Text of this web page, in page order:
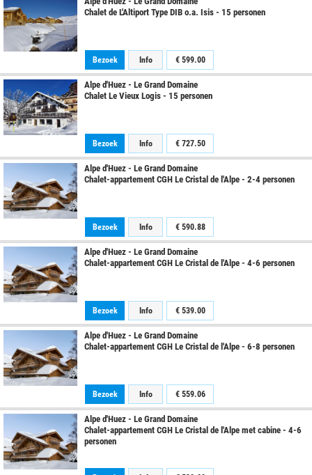
Chalet de L'Altiport Type DIB o.a. Isis - 15 personen
Bezoek Info € 599.00
Alpe d'Huez - Le Grand Domaine
Chalet Le Vieux Logis - 15 personen
Bezoek Info € 727.50
Alpe d'Huez - Le Grand Domaine
Chalet-appartement CGH Le Cristal de l'Alpe - 2-4 personen
Bezoek Info € 590.88
Alpe d'Huez - Le Grand Domaine
Chalet-appartement CGH Le Cristal de l'Alpe - 4-6 personen
Bezoek Info € 539.00
Alpe d'Huez - Le Grand Domaine
Chalet-appartement CGH Le Cristal de l'Alpe - 6-8 personen
Bezoek Info € 559.06
Alpe d'Huez - Le Grand Domaine
Chalet-appartement CGH Le Cristal de l'Alpe met cabine - 4-6
personen